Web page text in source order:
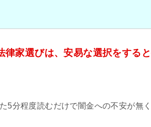
律家選びは、安易な選択をする
5分程度読むだけで闇金への不安が無